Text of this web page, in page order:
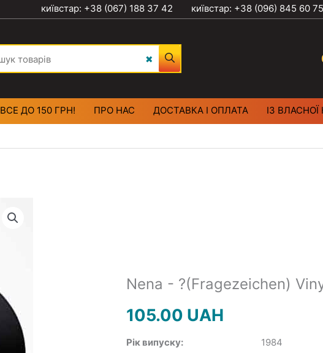
київстар: +38 (067) 188 37 42 київстар: +38 (096) 845 60 75
ВСЕ ДО 150 ГРН! ПРО НАС ДОСТАВКА І ОПЛАТА ІЗ ВЛАСНОЇ
Nena - ?(Fragezeichen)
105.00 UAH
Рік випуску: 1984